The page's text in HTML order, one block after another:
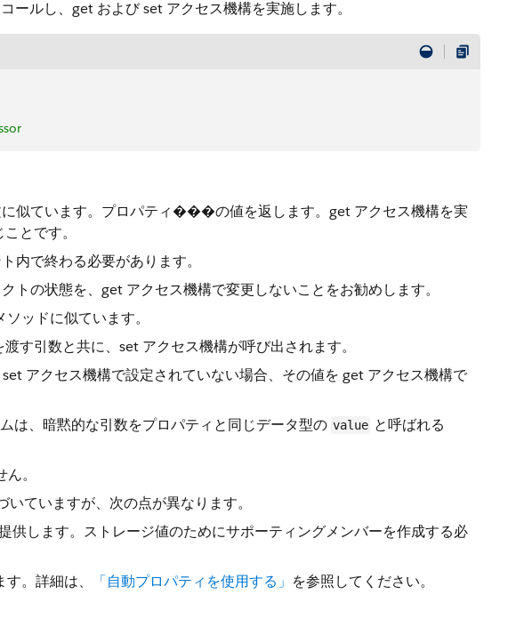
ルし、get および set アクセス機構を実施します。
似ています。プロパティ���の値を返します。get アクセス機構を実
とです。
内で終わる必要があります。
トの状態を、get アクセス機構で変更しないことをお勧めします。
ッドに似ています。
す引数と共に、set アクセス機構が呼び出されます。
アクセス機構で設定されていない場合、その値を get アクセス機構で
は、暗黙的な引数をプロパティと同じデータ型の value と呼ばれる
。
ていますが、次の点が異なります。
供します。ストレージ値のためにサポーティングメンバーを作成する必
。詳細は、
「自動プロパティを使用する」 を参照してください。